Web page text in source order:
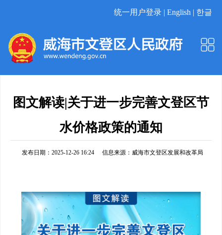
统一用户登录 | English | 한글
图文解读|关于进一步完善文登区节
水价格政策的通知
发布日期：2025-12-26 16:24 信息来源： 威海市文登区发展和改革局